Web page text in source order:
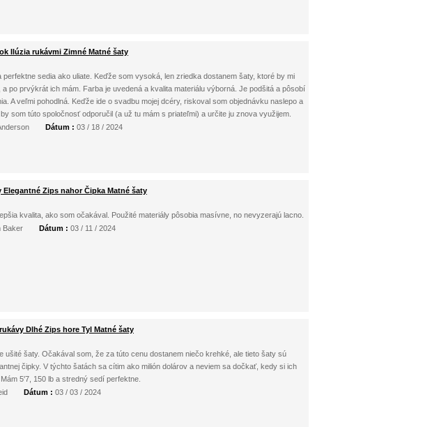
Ilúzia rukávmi Zimné Matné šaty
perfektne sedia ako uliate. Keďže som vysoká, len zriedka dostanem šaty, ktoré by mi
po prvýkrát ich mám. Farba je uvedená a kvalita materiálu výborná. Je podšitá a pôsobí
A veľmi pohodlná. Keďže ide o svadbu mojej dcéry, riskoval som objednávku naslepo a
som túto spoločnosť odporučil (a už tu mám s priateľmi) a určite ju znova využijem.
Dátum : 03 / 18 / 2024
Elegantné Zips nahor Čipka Matné šaty
kvalita, ako som očakával. Použité materiály pôsobia masívne, no nevyzerajú lacno.
Baker Dátum : 03 / 11 / 2024
Dlhé Zips hore Tyl Matné šaty
ušité šaty. Očakával som, že za túto cenu dostanem niečo krehké, ale tieto šaty sú
čipky. V týchto šatách sa cítim ako milión dolárov a neviem sa dočkať, kedy si ich
5'7, 150 lb a stredný sedí perfektne.
Dátum : 03 / 03 / 2024